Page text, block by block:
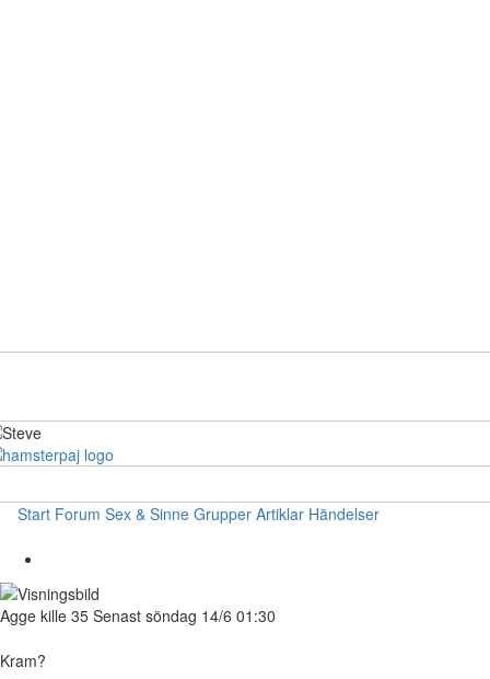
Start Forum Sex & Sinne Grupper Artiklar Händelser
Agge kille 35 Senast söndag 14/6 01:30
Kram?